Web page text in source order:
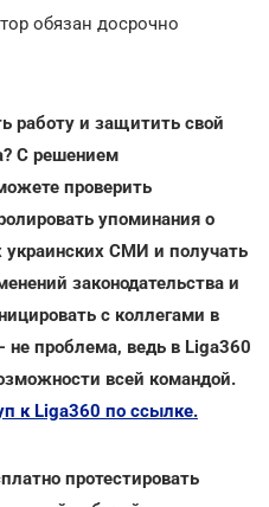
обязан досрочно
работу и защитить свой
С решением
проверить
упоминания о
СМИ и получать
законодательства и
с коллегами в
проблема, ведь в Liga360
всей командой.
к Liga360 по ссылке.
протестировать